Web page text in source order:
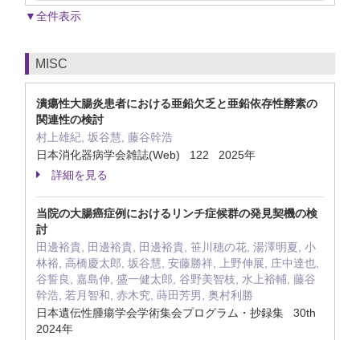
▼全件表示
MISC
潰瘍性大腸炎患者における亜鉛欠乏と亜鉛依存性酵素の
関連性の検討
村上雄紀, 坂谷慧, 藤谷幹浩
日本消化器病学会雑誌(Web) 122 2025年
詳細を見る
当院の大腸癌症例におけるリンチ症候群の発見契機の検
討
田邊裕貴, 田邊裕貴, 田邊裕貴, 笹川穂の花, 湯澤明夏, 小
林裕, 高橋慶太郎, 坂谷慧, 安藤勝祥, 上野伸展, 庄中達也,
谷誓良, 嘉島伸, 盛一健太郎, 谷野美智枝, 水上裕輔, 藤谷
幹浩, 若月智和, 赤木究, 蒔田芳男, 奥村利勝
日本遺伝性腫瘍学会学術集会プログラム・抄録集 30th
2024年